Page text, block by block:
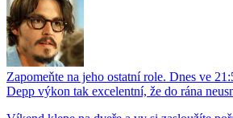
Zapomeňte na jeho ostatní role. Dnes ve
Depp výkon tak excelentní, že do rána